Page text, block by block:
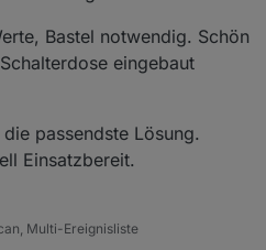
Bastel notwendig. Schön
eingebaut
passendste Lösung.
Einsatzbereit.
Multi-Ereignisliste